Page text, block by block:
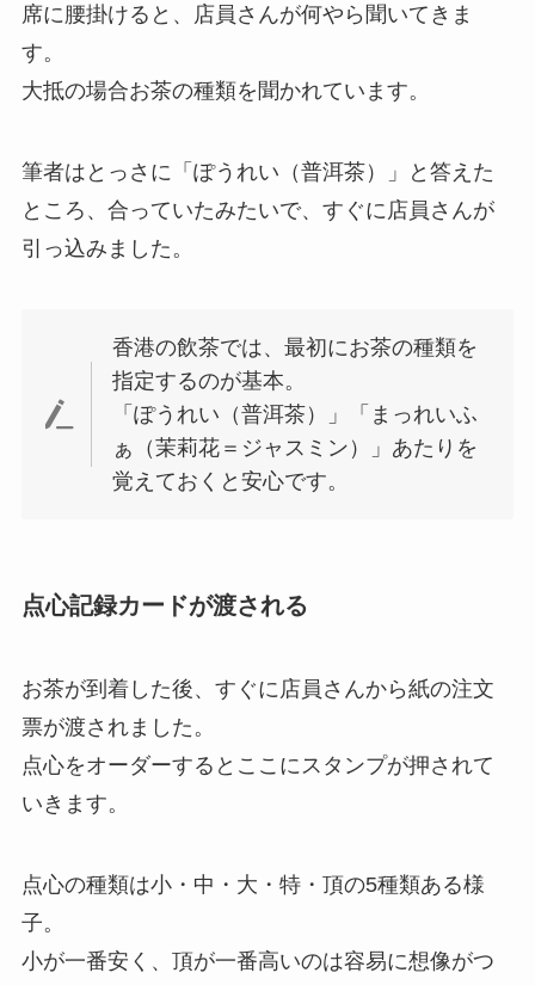
席に腰掛けると、店員さんが何やら聞いてきま
す。
大抵の場合お茶の種類を聞かれています。
筆者はとっさに「ぽうれい（普洱茶）」と答えた
ところ、合っていたみたいで、すぐに店員さんが
引っ込みました。
香港の飲茶では、最初にお茶の種類を
指定するのが基本。
「ぽうれい（普洱茶）」「まっれいふ
ぁ（茉莉花＝ジャスミン）」あたりを
覚えておくと安心です。
点心記録カードが渡される
お茶が到着した後、すぐに店員さんから紙の注文
票が渡されました。
点心をオーダーするとここにスタンプが押されて
いきます。
点心の種類は小・中・大・特・頂の5種類ある様
子。
小が一番安く、頂が一番高いのは容易に想像がつ